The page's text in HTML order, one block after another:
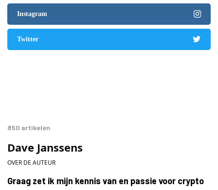
Instagram
Twitter
850 artikelen
Dave Janssens
OVER DE AUTEUR
Graag zet ik mijn kennis van en passie voor crypto